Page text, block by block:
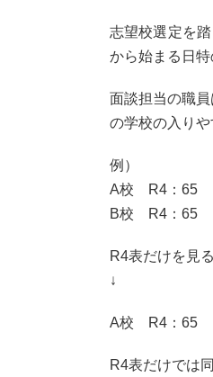
志望校選定を
から始まる日
面談担当の職
の学校の入りや
例）
A校 R4：65
B校 R4：65
R4表だけを見
↓
A校 R4：65
R4表だけでは